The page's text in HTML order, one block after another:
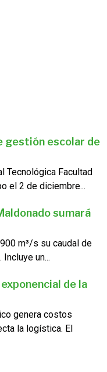
gestión escolar de
Tecnológica Facultad
el 2 de diciembre...
sumará
m³/s su caudal de
un...
de la
genera costos
la logística. El